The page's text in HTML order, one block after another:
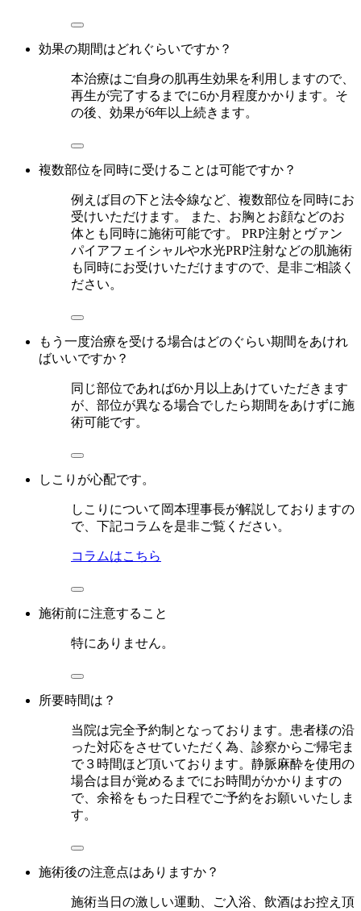
効果の期間はどれぐらいですか？
本治療はご自身の肌再生効果を利用しますので、
再生が完了するまでに6か月程度かかります。そ
の後、効果が6年以上続きます。
複数部位を同時に受けることは可能ですか？
例えば目の下と法令線など、複数部位を同時にお
受けいただけます。 また、お胸とお顔などのお
体とも同時に施術可能です。 PRP注射とヴァン
パイアフェイシャルや水光PRP注射などの肌施術
も同時にお受けいただけますので、是非ご相談く
ださい。
もう一度治療を受ける場合はどのぐらい期間をあけれ
ばいいですか？
同じ部位であれば6か月以上あけていただきます
が、部位が異なる場合でしたら期間をあけずに施
術可能です。
しこりが心配です。
しこりについて岡本理事長が解説しておりますの
で、下記コラムを是非ご覧ください。
コラムはこちら
施術前に注意すること
特にありません。
所要時間は？
当院は完全予約制となっております。患者様の沿
った対応をさせていただく為、診察からご帰宅ま
で３時間ほど頂いております。静脈麻酔を使用の
場合は目が覚めるまでにお時間がかかりますの
で、余裕をもった日程でご予約をお願いいたしま
す。
施術後の注意点はありますか？
施術当日の激しい運動、ご入浴、飲酒はお控え頂